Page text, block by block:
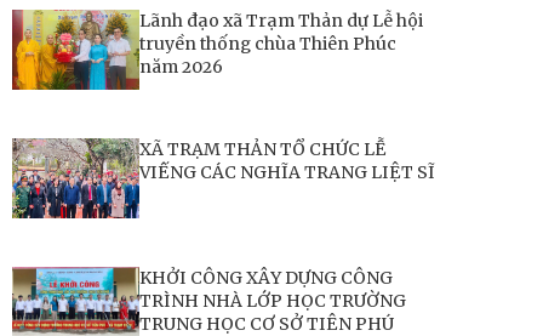
Lãnh đạo xã Trạm Thản dự Lễ hội
truyền thống chùa Thiên Phúc
năm 2026
XÃ TRẠM THẢN TỔ CHỨC LỄ
VIẾNG CÁC NGHĨA TRANG LIỆT SĨ
KHỞI CÔNG XÂY DỰNG CÔNG
TRÌNH NHÀ LỚP HỌC TRƯỜNG
TRUNG HỌC CƠ SỞ TIÊN PHÚ